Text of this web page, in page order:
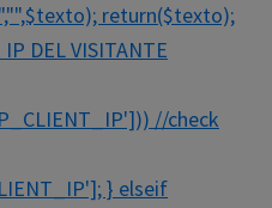
",$texto); return($texto);
DEL VISITANTE
//check
} elseif